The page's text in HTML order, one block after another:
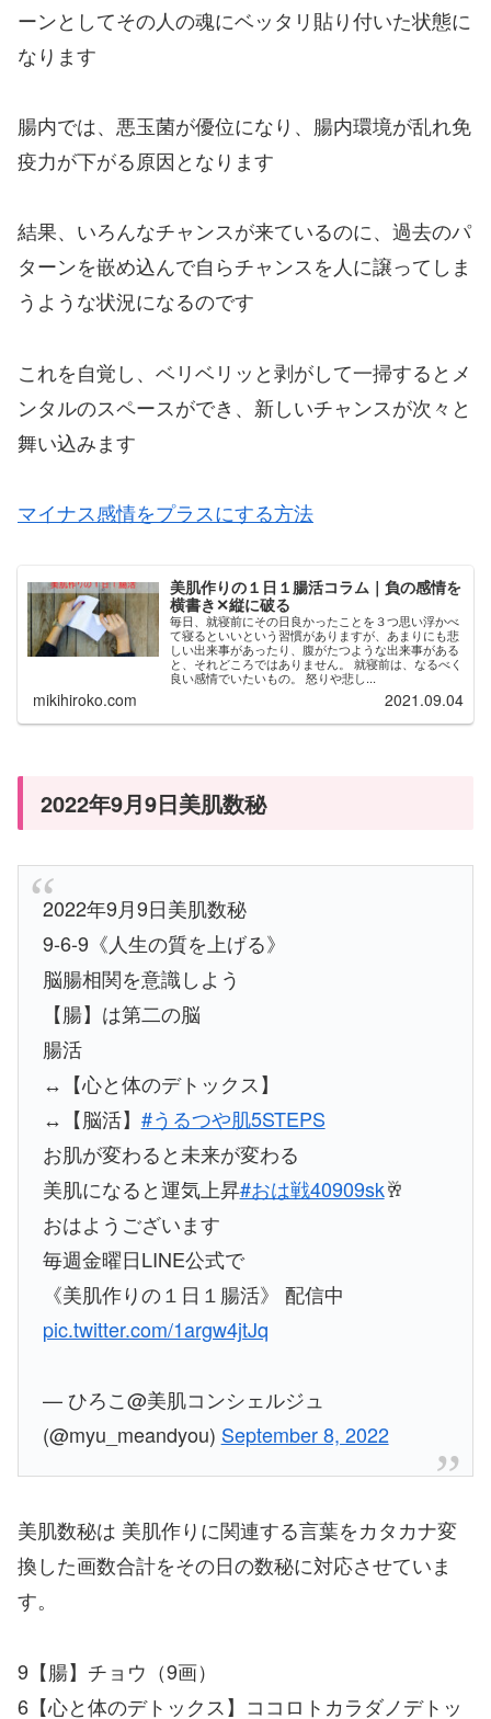
ーンとしてその人の魂にベッタリ貼り付いた状態に
なります
腸内では、悪玉菌が優位になり、腸内環境が乱れ免
疫力が下がる原因となります
結果、いろんなチャンスが来ているのに、過去のパ
ターンを嵌め込んで自らチャンスを人に譲ってしま
うような状況になるのです
これを自覚し、ベリベリッと剥がして一掃するとメ
ンタルのスペースができ、新しいチャンスが次々と
舞い込みます
マイナス感情をプラスにする方法
美肌作りの１日１腸活コラム｜負の感情を
横書き✕縦に破る
毎日、就寝前にその日良かったことを３つ思い浮かべ
て寝るといいという習慣がありますが、あまりにも悲
しい出来事があったり、腹がたつような出来事がある
と、それどころではありません。 就寝前は、なるべく
良い感情でいたいもの。 怒りや悲し...
mikihiroko.com 2021.09.04
2022年9月9日美肌数秘
2022年9月9日美肌数秘
9-6-9《人生の質を上げる》
脳腸相関を意識しよう
【腸】は第二の脳
腸活
↔️【心と体のデトックス】
↔️【脳活】 #うるつや肌5STEPS
お肌が変わると未来が変わる
美肌になると運気上昇#おは戦40909sk🥂
おはようございます
毎週金曜日LINE公式で
《美肌作りの１日１腸活》 配信中
pic.twitter.com/1argw4jtJq
— ひろこ@美肌コンシェルジュ
(@myu_meandyou) September 8, 2022
美肌数秘は 美肌作りに関連する言葉をカタカナ変
換した画数合計をその日の数秘に対応させていま
す。
9【腸】チョウ（9画）
6【心と体のデトックス】ココロトカラダノデトッ